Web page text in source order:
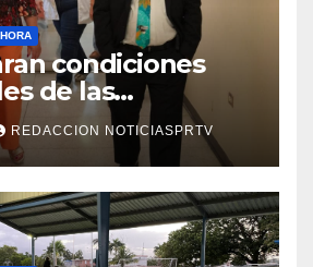
condiciones
de las
el Departamento
en Mayagüez
REDACCION NOTICIASPRTV